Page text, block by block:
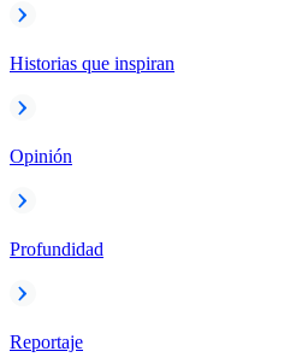
Historias que inspiran
Opinión
Profundidad
Reportaje